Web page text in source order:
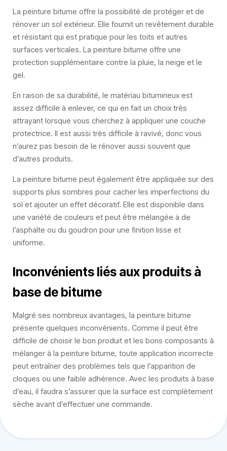
La peinture bitume offre la possibilité de protéger et de
rénover un sol extérieur. Elle fournit un revêtement durable
et résistant qui est pratique pour les toits et autres
surfaces verticales. La peinture bitume offre une
protection supplémentaire contre la pluie, la neige et le
gel.
En raison de sa durabilité, le matériau bitumineux est
assez difficile à enlever, ce qui en fait un choix très
attrayant lorsque vous cherchez à appliquer une couche
protectrice. Il est aussi très difficile à ravivé, donc vous
n’aurez pas besoin de le rénover aussi souvent que
d’autres produits.
La peinture bitume peut également être appliquée sur des
supports plus sombres pour cacher les imperfections du
sol et ajouter un effet décoratif. Elle est disponible dans
une variété de couleurs et peut être mélangée à de
l’asphalte ou du goudron pour une finition lisse et
uniforme.
Inconvénients liés aux produits à
base de bitume
Malgré ses nombreux avantages, la peinture bitume
présente quelques inconvénients. Comme il peut être
difficile de choisir le bon produit et les bons composants à
mélanger à la peinture bitume, toute application incorrecte
peut entraîner des problèmes tels que l’apparition de
cloques ou une faible adhérence. Avec les produits à base
d’eau, il faudra s’assurer que la surface est complètement
sèche avant d’effectuer une commande.